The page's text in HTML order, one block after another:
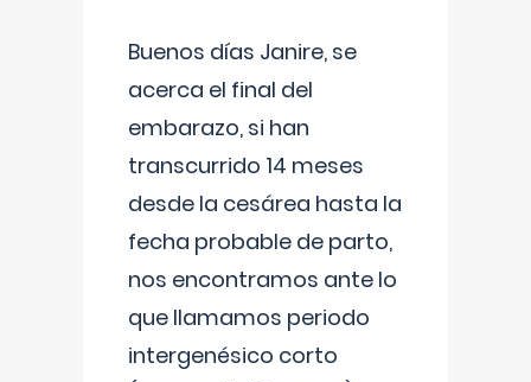
Buenos días Janire, se
acerca el final del
embarazo, si han
transcurrido 14 meses
desde la cesárea hasta la
fecha probable de parto,
nos encontramos ante lo
que llamamos periodo
intergenésico corto